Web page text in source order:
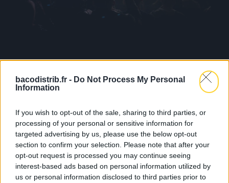
bacodistrib.fr - Do Not Process My Personal
Information
If you wish to opt-out of the sale, sharing to third parties, or
processing of your personal or sensitive information for
targeted advertising by us, please use the below opt-out
section to confirm your selection. Please note that after your
opt-out request is processed you may continue seeing
interest-based ads based on personal information utilized by
us or personal information disclosed to third parties prior to